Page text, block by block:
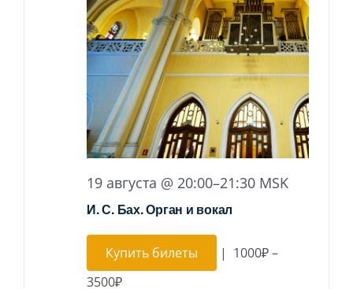
19 августа @ 20:00–21:30 MSK
И. С. Бах. Орган и вокал
Купить билеты | 1000₽ –
3500₽